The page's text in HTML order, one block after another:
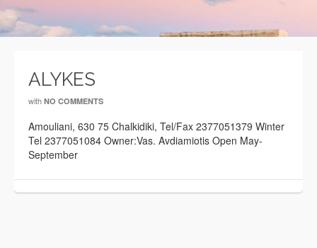
ALYKES
with NO COMMENTS
Amouliani, 630 75 Chalkidiki, Tel/Fax 2377051379 Winter
Tel 2377051084 Owner:Vas. Avdiamiotis Open May-
September